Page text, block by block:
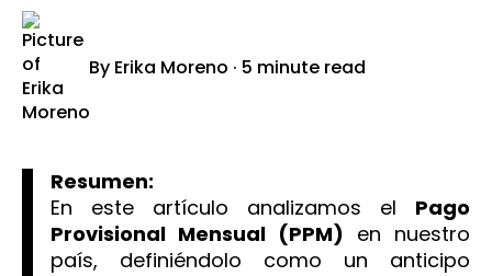
By Erika Moreno · 5 minute read
Resumen:
En este artículo analizamos el Pago
Provisional Mensual (PPM) en nuestro
país, definiéndolo como un anticipo